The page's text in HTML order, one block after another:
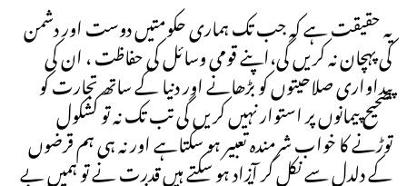
یہ حقیقت ہے کہ جب تک ہماری حکومتیں دوست اور دشمن
کی پہچان نہ کریں گی،اپنے قومی وسائل کی حفاظت ، ان کی
پیداواری صلاحیتوں کو بڑھانے اور دنیا کے ساتھ تجارت کو
صحیح پیمانوں پر استوار نہیں کریں گی تب تک نہ تو کشکول
توڑنے کا خواب شرمندہ تعبیر ہو سکتاہے اور نہ ہی ہم قرضوں
کے دلدل سے نکل کر آزاد ہو سکتے ہیں قدرت نے تو ہمیں بے